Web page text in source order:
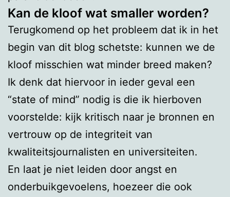
Kan de kloof wat smaller worden?
Terugkomend op het probleem dat ik in het
begin van dit blog schetste: kunnen we de
kloof misschien wat minder breed maken?
Ik denk dat hiervoor in ieder geval een
“state of mind” nodig is die ik hierboven
voorstelde: kijk kritisch naar je bronnen en
vertrouw op de integriteit van
kwaliteitsjournalisten en universiteiten.
En laat je niet leiden door angst en
onderbuikgevoelens, hoezeer die ook